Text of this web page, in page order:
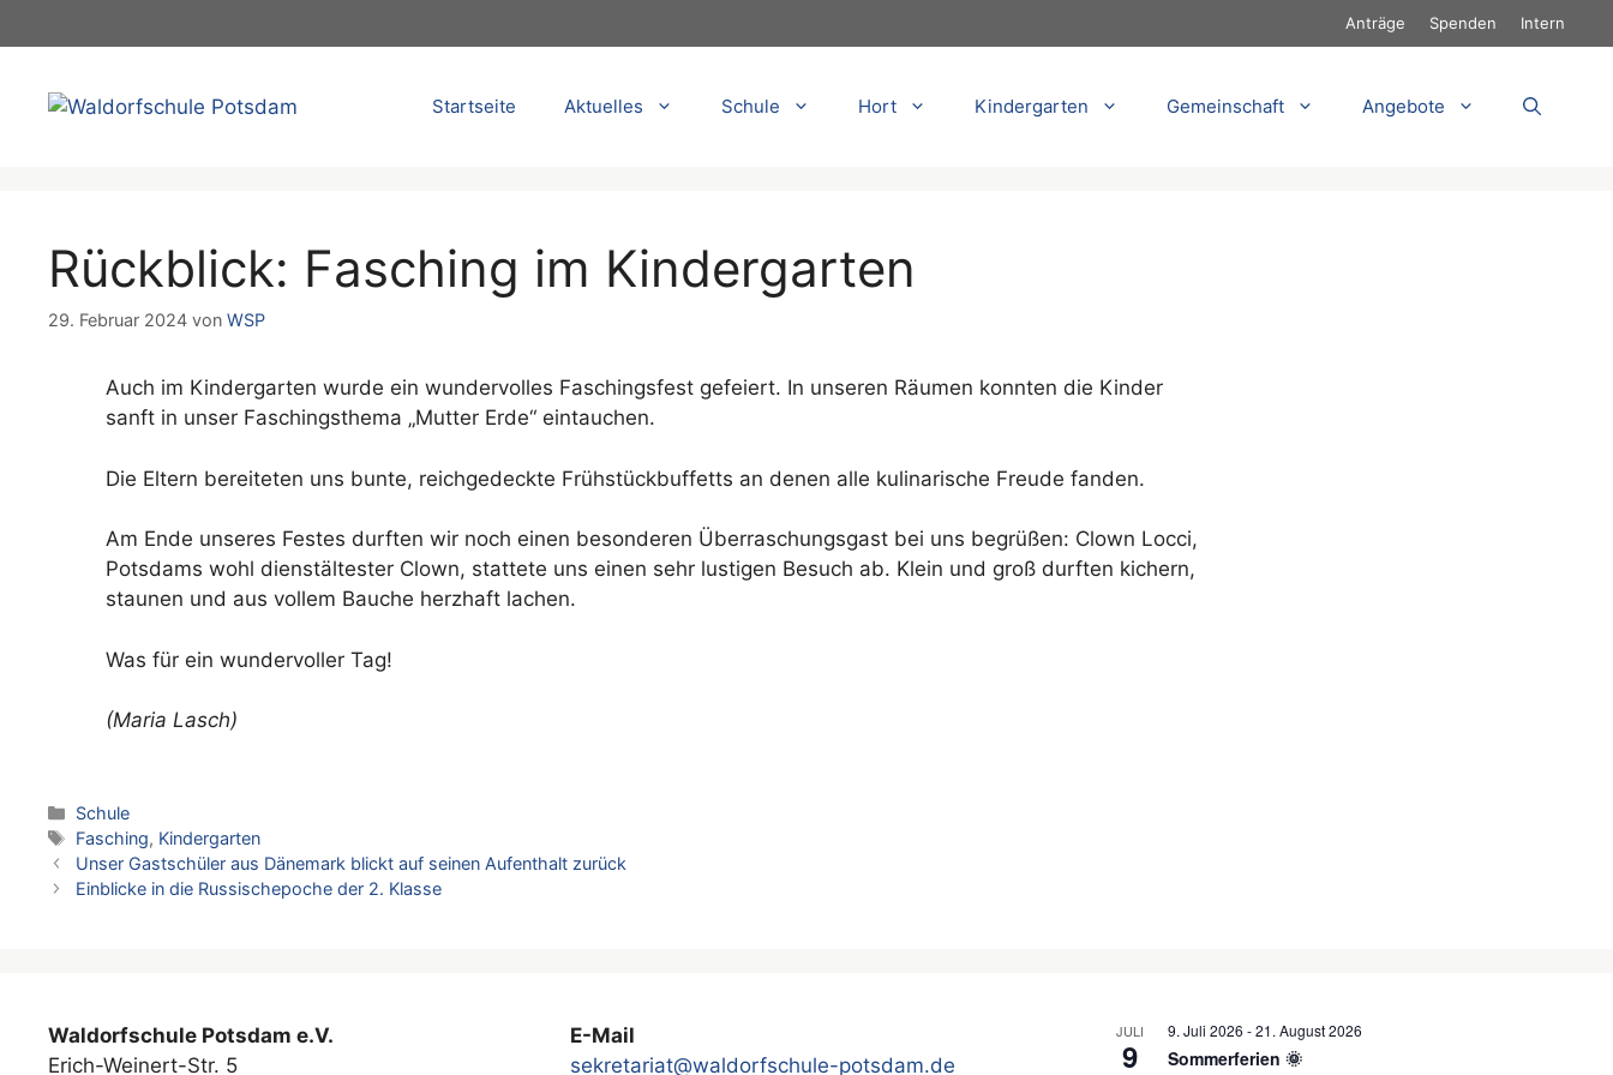
Inhalt
Anträge Spenden Intern
Startseite Aktuelles Schule Hort Kindergarten Gemeinschaft Angebote
Rückblick: Fasching im Kindergarten
29. Februar 2024 von WSP
Auch im Kindergarten wurde ein wundervolles Faschingsfest gefeiert. In unseren Räumen konnten die Kinder
sanft in unser Faschingsthema „Mutter Erde“ eintauchen.
Die Eltern bereiteten uns bunte, reichgedeckte Frühstückbuffetts an denen alle kulinarische Freude fanden.
Am Ende unseres Festes durften wir noch einen besonderen Überraschungsgast bei uns begrüßen: Clown Locci,
Potsdams wohl dienstältester Clown, stattete uns einen sehr lustigen Besuch ab. Klein und groß durften kichern,
staunen und aus vollem Bauche herzhaft lachen.
Was für ein wundervoller Tag!
(Maria Lasch)
Kategorien
Schule
Schlagwörter
Fasching, Kindergarten
Unser Gastschüler aus Dänemark blickt auf seinen Aufenthalt zurück
Einblicke in die Russischepoche der 2. Klasse
Waldorfschule Potsdam e.V.
Erich-Weinert-Str. 5
E-Mail
sekretariat@waldorfschule-potsdam.de
JULI
9
9. Juli 2026 -21. August 2026
Sommerferien 🌞